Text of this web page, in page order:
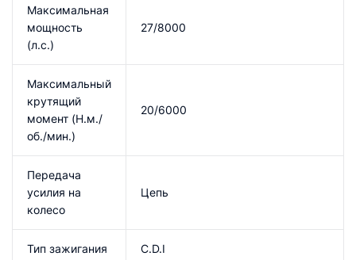
Максимальная
мощность
(л.с.)
27/8000
Максимальный
крутящий
момент (Н.м./
об./мин.)
20/6000
Передача
усилия на
колесо
Цепь
Тип зажигания C.D.I